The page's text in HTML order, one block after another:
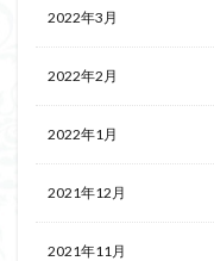
2022年3月
2022年2月
2022年1月
2021年12月
2021年11月